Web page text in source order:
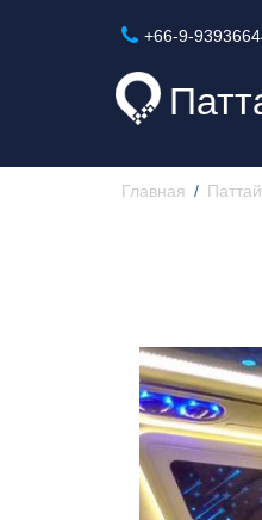
+66-9-
Главная